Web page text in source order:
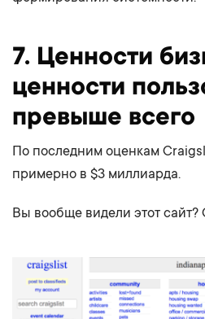
7. Ценности
ценности
превыше всего
По последним оценкам
примерно в $3 миллиарда.
Вы вообще видели этот